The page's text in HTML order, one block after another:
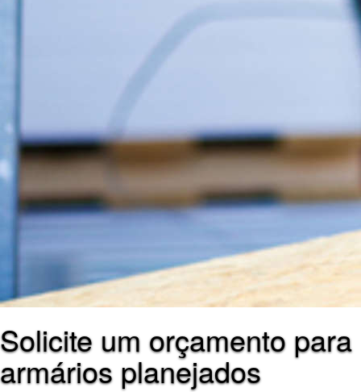
Solicite um orçamento para
armários planejados